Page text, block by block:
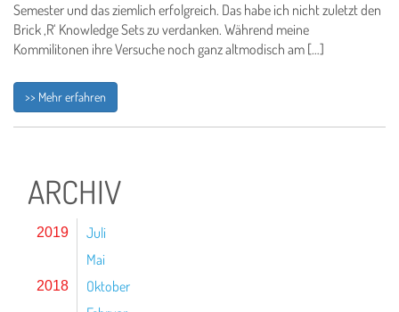
Semester und das ziemlich erfolgreich. Das habe ich nicht zuletzt den
Brick ‚R‘ Knowledge Sets zu verdanken. Während meine
Kommilitonen ihre Versuche noch ganz altmodisch am […]
>> Mehr erfahren
ARCHIV
2019
Juli
Mai
2018
Oktober